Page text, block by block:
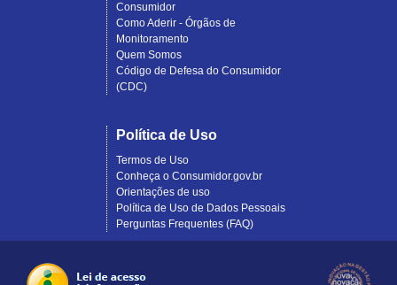
Consumidor
Como Aderir - Órgãos de
Monitoramento
Quem Somos
Código de Defesa do Consumidor
(CDC)
Política de Uso
Termos de Uso
Conheça o Consumidor.gov.br
Orientações de uso
Política de Uso de Dados Pessoais
Perguntas Frequentes (FAQ)